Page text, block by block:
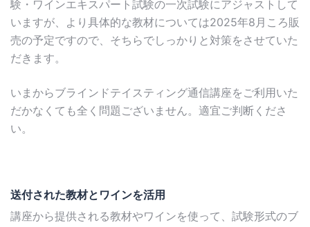
験・ワインエキスパート試験の一次試験にアジャストして
いますが、より具体的な教材については2025年8月ころ販
売の予定ですので、そちらでしっかりと対策をさせていた
だきます。
いまからブラインドテイスティング通信講座をご利用いた
だかなくても全く問題ございません。適宜ご判断くださ
い。
送付された教材とワインを活用
講座から提供される教材やワインを使って、試験形式のブ